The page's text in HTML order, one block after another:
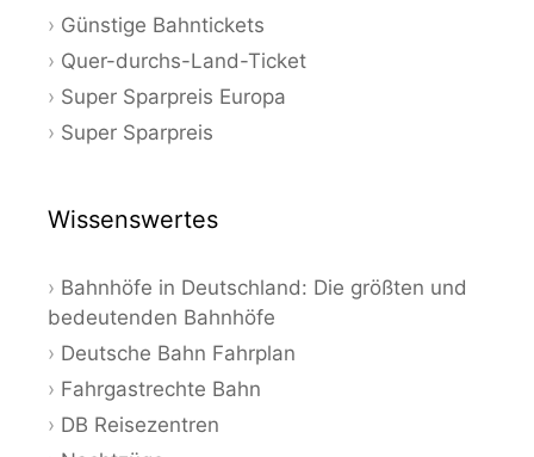
Günstige Bahntickets
Quer-durchs-Land-Ticket
Super Sparpreis Europa
Super Sparpreis
Wissenswertes
Bahnhöfe in Deutschland: Die größten und
bedeutenden Bahnhöfe
Deutsche Bahn Fahrplan
Fahrgastrechte Bahn
DB Reisezentren